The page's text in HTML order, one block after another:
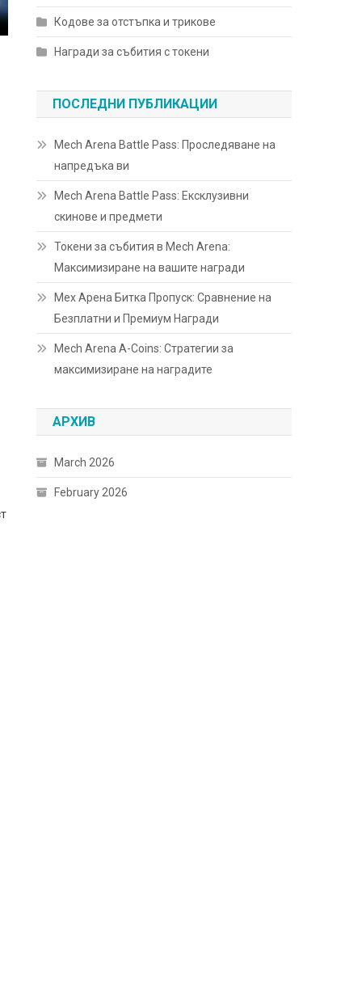
Кодове за отстъпка и трикове
Награди за събития с токени
ПОСЛЕДНИ ПУБЛИКАЦИИ
Mech Arena Battle Pass: Проследяване на
напредъка ви
Mech Arena Battle Pass: Ексклузивни
скинове и предмети
Токени за събития в Mech Arena:
Максимизиране на вашите награди
Мех Арена Битка Пропуск: Сравнение на
Безплатни и Премиум Награди
Mech Arena A-Coins: Стратегии за
максимизиране на наградите
АРХИВ
March 2026
February 2026